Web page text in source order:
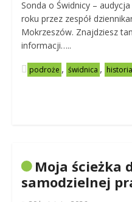
Sonda o Świdnicy –
roku przez zespół
Mokrzeszów. Znajdziesz
informacji…..
podroże , świdnica , historia
Moja ścieżka
samodzielnej